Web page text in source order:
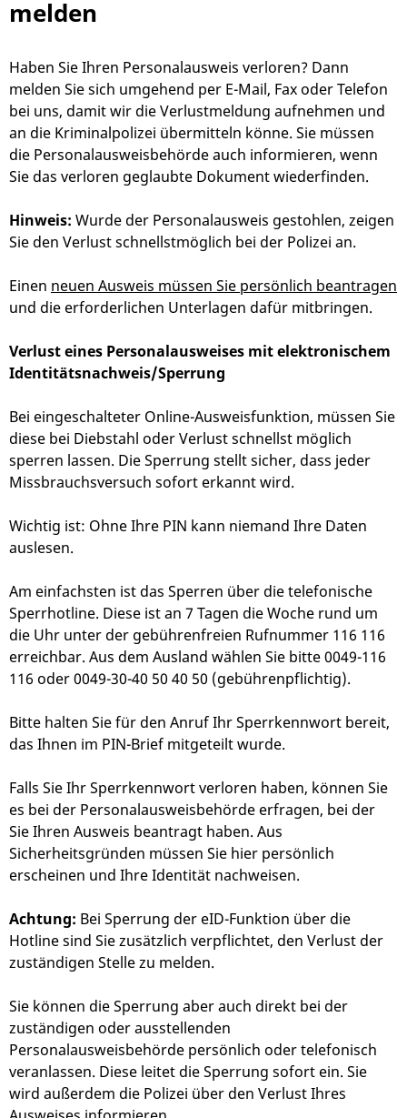
melden
Haben Sie Ihren Personalausweis verloren? Dann
melden Sie sich umgehend per E-Mail, Fax oder Telefon
bei uns, damit wir die Verlustmeldung aufnehmen und
an die Kriminalpolizei übermitteln könne. Sie müssen
die Personalausweisbehörde auch informieren, wenn
Sie das verloren geglaubte Dokument wiederfinden.
Hinweis: Wurde der Personalausweis gestohlen, zeigen
Sie den Verlust schnellstmöglich bei der Polizei an.
Einen neuen Ausweis müssen Sie persönlich beantragen
und die erforderlichen Unterlagen dafür mitbringen.
Verlust eines Personalausweises mit elektronischem
Identitätsnachweis/Sperrung
Bei eingeschalteter Online-Ausweisfunktion, müssen Sie
diese bei Diebstahl oder Verlust schnellst möglich
sperren lassen. Die Sperrung stellt sicher, dass jeder
Missbrauchsversuch sofort erkannt wird.
Wichtig ist: Ohne Ihre PIN kann niemand Ihre Daten
auslesen.
Am einfachsten ist das Sperren über die telefonische
Sperrhotline. Diese ist an 7 Tagen die Woche rund um
die Uhr unter der gebührenfreien Rufnummer 116 116
erreichbar. Aus dem Ausland wählen Sie bitte 0049-116
116 oder 0049-30-40 50 40 50 (gebührenpflichtig).
Bitte halten Sie für den Anruf Ihr Sperrkennwort bereit,
das Ihnen im PIN-Brief mitgeteilt wurde.
Falls Sie Ihr Sperrkennwort verloren haben, können Sie
es bei der Personalausweisbehörde erfragen, bei der
Sie Ihren Ausweis beantragt haben. Aus
Sicherheitsgründen müssen Sie hier persönlich
erscheinen und Ihre Identität nachweisen.
Achtung: Bei Sperrung der eID-Funktion über die
Hotline sind Sie zusätzlich verpflichtet, den Verlust der
zuständigen Stelle zu melden.
Sie können die Sperrung aber auch direkt bei der
zuständigen oder ausstellenden
Personalausweisbehörde persönlich oder telefonisch
veranlassen. Diese leitet die Sperrung sofort ein. Sie
wird außerdem die Polizei über den Verlust Ihres